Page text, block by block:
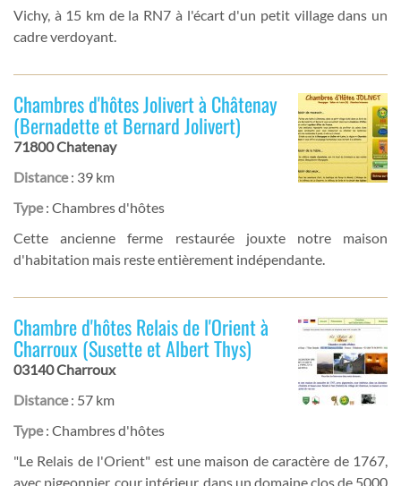
Vichy, à 15 km de la RN7 à l'écart d'un petit village dans un
cadre verdoyant.
Chambres d'hôtes Jolivert à Châtenay
(Bernadette et Bernard Jolivert)
71800 Chatenay
Distance: 39 km
Type: Chambres d'hôtes
Cette ancienne ferme restaurée jouxte notre maison
d'habitation mais reste entièrement indépendante.
Chambre d'hôtes Relais de l'Orient à
Charroux (Susette et Albert Thys)
03140 Charroux
Distance: 57 km
Type: Chambres d'hôtes
"Le Relais de l'Orient" est une maison de caractère de 1767,
avec pigeonnier, cour intérieur, dans un domaine clos de 5000